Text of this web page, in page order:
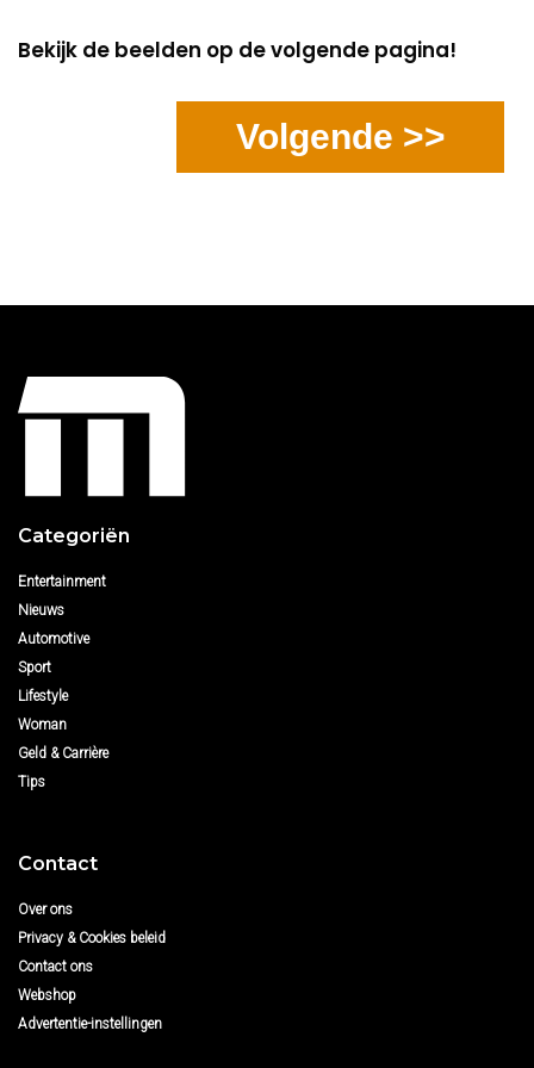
Bekijk de beelden op de volgende pagina!
Volgende >>
Categoriën
Entertainment
Nieuws
Automotive
Sport
Lifestyle
Woman
Geld & Carrière
Tips
Contact
Over ons
Privacy & Cookies beleid
Contact ons
Webshop
Advertentie-instellingen